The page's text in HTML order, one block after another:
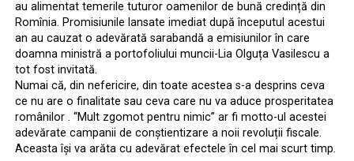
au alimentat temerile tuturor oamenilor de bună credință din
Romînia. Promisiunile lansate imediat după începutul acestui
an au cauzat o adevărată sarabandă a emisiunilor în care
doamna ministră a portofoliului muncii-Lia Olguța Vasilescu a
tot fost invitată.
Numai că, din nefericire, din toate acestea s-a desprins ceva
ce nu are o finalitate sau ceva care nu va aduce prosperitatea
românilor . ‘‘Mult zgomot pentru nimic” ar fi motto-ul acestei
adevărate campanii de conștientizare a noii revoluții fiscale.
Aceasta își va arăta cu adevărat efectele în cel mai scurt timp.